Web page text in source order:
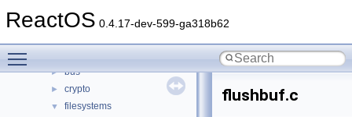
ReactOS 0.4.17-dev-599-ga318b62
► base
► bus
► crypto
▼ filesystems
flushbuf.c